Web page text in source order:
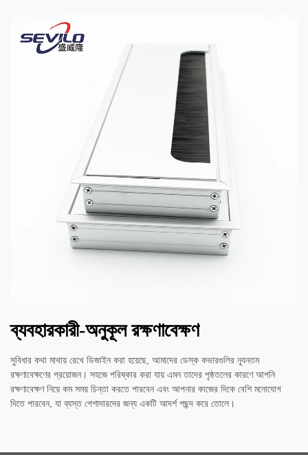
ব্যবহারকারী-অনুকূল রক্ষণাবেক্ষণ
সুবিধার কথা মাথায় রেখে ডিজাইন করা হয়েছে, আমাদের ডেস্ক কভারগুলির ন্যূনতম
রক্ষণাবেক্ষণের প্রয়োজন। সহজে পরিষ্কার করা যায় এমন তাদের পৃষ্ঠতলের কারণে আপনি
রক্ষণাবেক্ষণ নিয়ে কম সময় চিন্তা করতে পারবেন এবং আপনার কাজের দিকে বেশি মনোযোগ
দিতে পারবেন, যা ব্যস্ত পেশাদারদের জন্য একটি আদর্শ পছন্দ করে তোলে।